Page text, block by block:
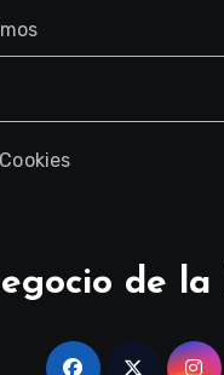
de la